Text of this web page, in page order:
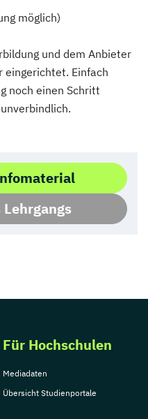
möglich)
und dem Anbieter
eingerichtet. Einfach
noch einen Schritt
Für Hochschulen
Mediadaten
Übersicht Studienportale